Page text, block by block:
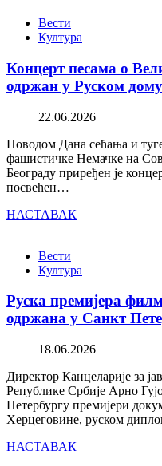
Вести
Култура
Концерт песама о
одржан у Руском дому
22.06.2026
Поводом Дана сећања и
фашистичке Немачке на
Београду приређен је
посвећен…
НАСТАВАК
Вести
Култура
Руска премијера
одржана у Санкт
18.06.2026
Директор Канцеларије за
Републике Србије Арно
Петербургу премијери
Херцеговине, руском
НАСТАВАК